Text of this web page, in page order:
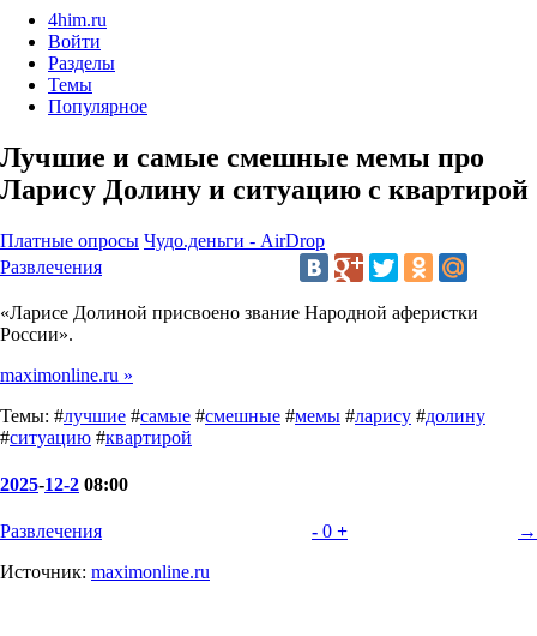
4him.ru
Войти
Разделы
Темы
Популярное
Лучшие и самые смешные мемы про
Ларису Долину и ситуацию с квартирой
Платные опросы Чудо.деньги - AirDrop
Развлечения
«Ларисе Долиной присвоено звание Народной аферистки
России».
maximonline.ru »
Темы: #лучшие #самые #смешные #мемы #ларису #долину
#ситуацию #квартирой
2025-12-2 08:00
Развлечения - 0 +
→
Источник: maximonline.ru